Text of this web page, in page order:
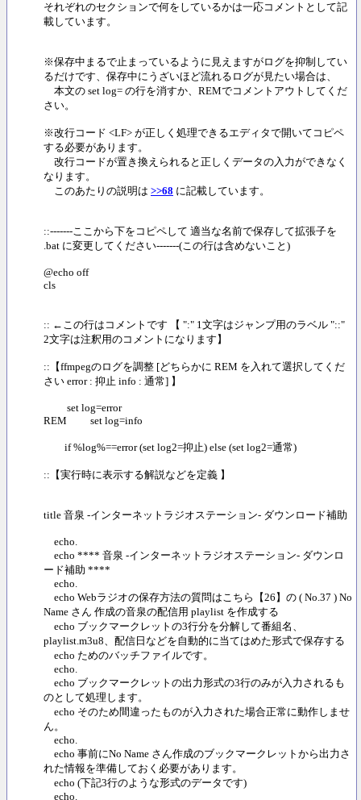
それぞれのセクションで何をしているかは一応コメントとして記
載しています。
※保存中まるで止まっているように見えますがログを抑制してい
るだけです、保存中にうざいほど流れるログが見たい場合は、
本文の set log= の行を消すか、REMでコメントアウトしてくだ
さい。
※改行コード <LF> が正しく処理できるエディタで開いてコピペ
する必要があります。
改行コードが置き換えられると正しくデータの入力ができなく
なります。
このあたりの説明は >>68 に記載しています。
::-------ここから下をコピペして 適当な名前で保存して拡張子を
.bat に変更してください-------(この行は含めないこと)
@echo off
cls
:: ←この行はコメントです 【 ":" 1文字はジャンプ用のラベル "::"
2文字は注釈用のコメントになります】
::【ffmpegのログを調整 [どちらかに REM を入れて選択してくだ
さい error : 抑止 info : 通常] 】
set log=error
REM set log=info
if %log%==error (set log2=抑止) else (set log2=通常)
::【実行時に表示する解説などを定義 】
title 音泉 -インターネットラジオステーション- ダウンロード補助
echo.
echo **** 音泉 -インターネットラジオステーション- ダウンロ
ード補助 ****
echo.
echo Webラジオの保存方法の質問はこちら【26】の ( No.37 ) No
Name さん 作成の音泉の配信用 playlist を作成する
echo ブックマークレットの3行分を分解して番組名、
playlist.m3u8、配信日などを自動的に当てはめた形式で保存する
echo ためのバッチファイルです。
echo.
echo ブックマークレットの出力形式の3行のみが入力されるも
のとして処理します。
echo そのため間違ったものが入力された場合正常に動作しませ
ん。
echo.
echo 事前にNo Name さん作成のブックマークレットから出力さ
れた情報を準備しておく必要があります。
echo (下記3行のような形式のデータです)
echo.